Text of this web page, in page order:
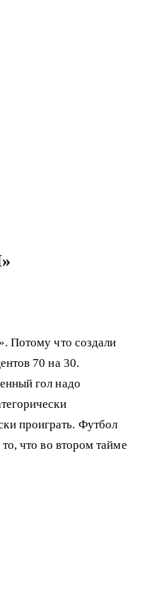
Потому что создали
70 на 30.
гол надо
проиграть. Футбол
что во втором тайме